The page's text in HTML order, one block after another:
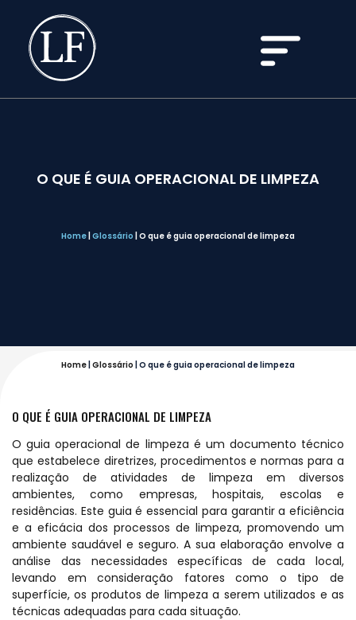
O QUE É GUIA OPERACIONAL DE LIMPEZA
Home Glossário O que é guia operacional de limpeza
Home Glossário O que é guia operacional de limpeza
O QUE É GUIA OPERACIONAL DE LIMPEZA
O guia operacional de limpeza é um documento técnico
que estabelece diretrizes, procedimentos e normas para a
realização de atividades de limpeza em diversos
ambientes, como empresas, hospitais, escolas e
residências. Este guia é essencial para garantir a eficiência
e a eficácia dos processos de limpeza, promovendo um
ambiente saudável e seguro. A sua elaboração envolve a
análise das necessidades específicas de cada local,
levando em consideração fatores como o tipo de
superfície, os produtos de limpeza a serem utilizados e as
técnicas adequadas para cada situação.